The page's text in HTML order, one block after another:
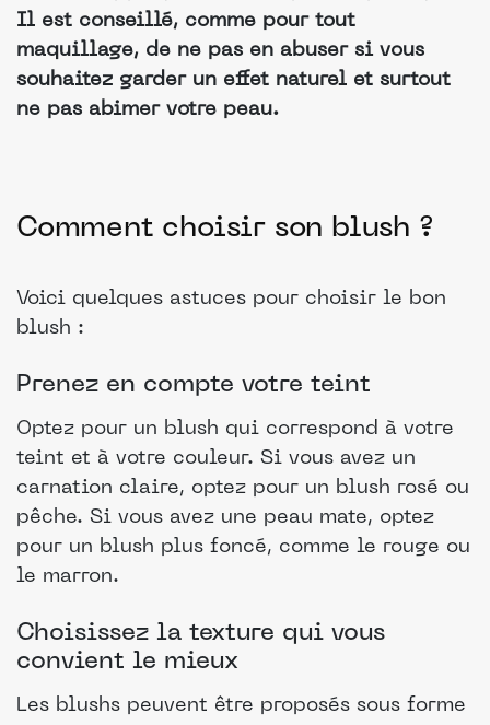
Il est conseillé, comme pour tout
maquillage, de ne pas en abuser si vous
souhaitez garder un effet naturel et surtout
ne pas abimer votre peau.
Comment choisir son blush ?
Voici quelques astuces pour choisir le bon
blush :
Prenez en compte votre teint
Optez pour un blush qui correspond à votre
teint et à votre couleur. Si vous avez un
carnation claire, optez pour un blush rosé ou
pêche. Si vous avez une peau mate, optez
pour un blush plus foncé, comme le rouge ou
le marron.
Choisissez la texture qui vous
convient le mieux
Les blushs peuvent être proposés sous forme